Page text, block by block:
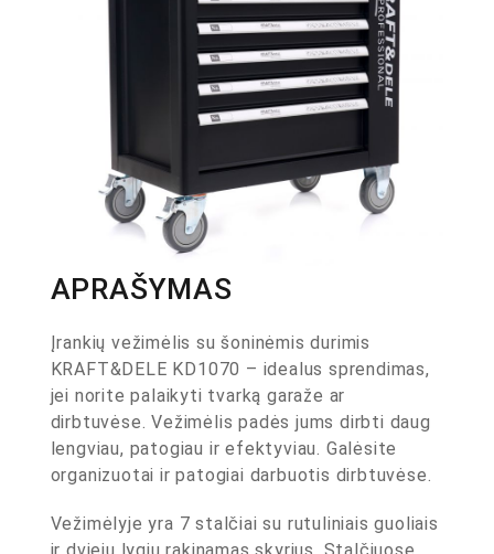
APRAŠYMAS
Įrankių vežimėlis su šoninėmis durimis
KRAFT&DELE KD1070 – idealus sprendimas,
jei norite palaikyti tvarką garaže ar
dirbtuvėse. Vežimėlis padės jums dirbti daug
lengviau, patogiau ir efektyviau. Galėsite
organizuotai ir patogiai darbuotis dirbtuvėse.
Vežimėlyje yra 7 stalčiai su rutuliniais guoliais